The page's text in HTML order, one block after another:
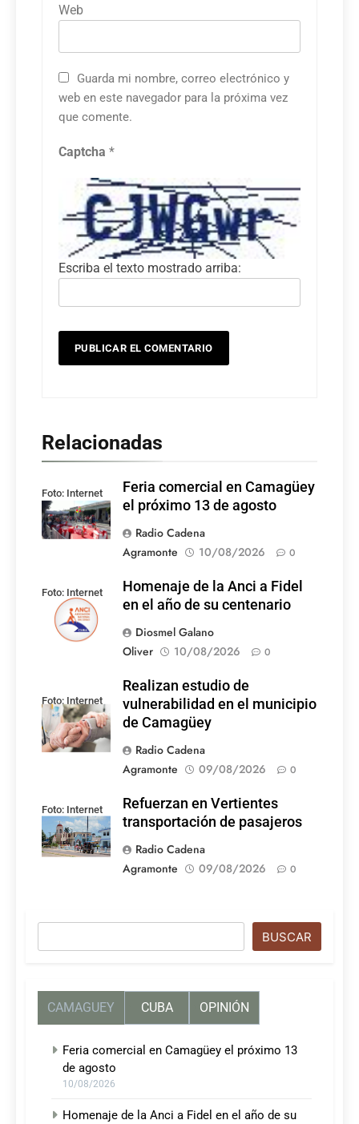
Web
Guarda mi nombre, correo electrónico y
web en este navegador para la próxima vez
que comente.
Captcha *
Escriba el texto mostrado arriba:
Relacionadas
Foto: Internet
Feria comercial en Camagüey
el próximo 13 de agosto
Radio Cadena
Agramonte
10/08/2026 0
Foto: Internet
Homenaje de la Anci a Fidel
en el año de su centenario
Diosmel Galano
Oliver
10/08/2026 0
Foto: Internet
Realizan estudio de
vulnerabilidad en el municipio
de Camagüey
Radio Cadena
Agramonte
09/08/2026 0
Foto: Internet
Refuerzan en Vertientes
transportación de pasajeros
Radio Cadena
Agramonte
09/08/2026 0
BUSCAR
CAMAGUEY CUBA OPINIÓN
Feria comercial en Camagüey el próximo 13
de agosto
10/08/2026
Homenaje de la Anci a Fidel en el año de su